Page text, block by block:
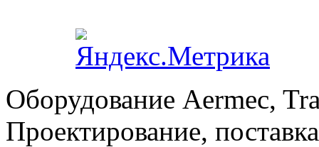
Оборудование Aermec,
Проектирование,